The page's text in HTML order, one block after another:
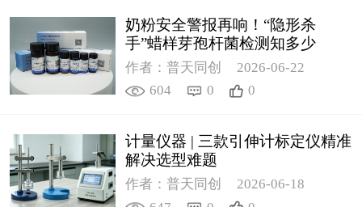
奶粉安全警报再响！“隐形杀
手”蜡样芽孢杆菌检测知多少
作者：普天同创
2026-06-22
604
0 0
计量仪器 | 三款引伸计标定仪精准
解决选型难题
作者：普天同创
2026-06-18